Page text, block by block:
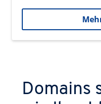
Domains